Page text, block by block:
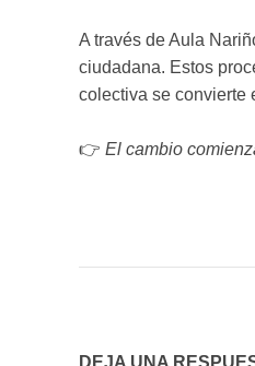
A través de Aula
ciudadana. Estos
colectiva se convierte
👉 El cambio